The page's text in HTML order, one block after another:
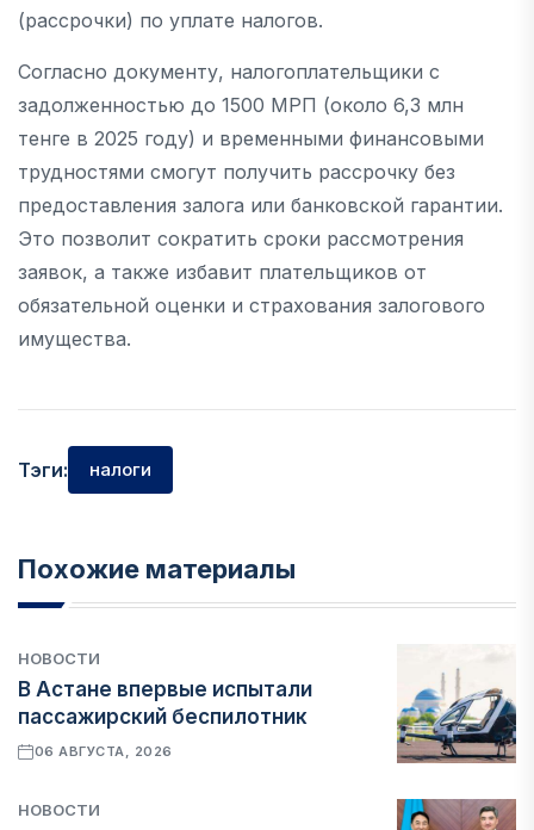
(рассрочки) по уплате налогов.
Согласно документу, налогоплательщики с
задолженностью до 1500 МРП (около 6,3 млн
тенге в 2025 году) и временными финансовыми
трудностями смогут получить рассрочку без
предоставления залога или банковской гарантии.
Это позволит сократить сроки рассмотрения
заявок, а также избавит плательщиков от
обязательной оценки и страхования залогового
имущества.
Тэги: налоги
Похожие материалы
НОВОСТИ
В Астане впервые испытали
пассажирский беспилотник
06 АВГУСТА, 2026
НОВОСТИ